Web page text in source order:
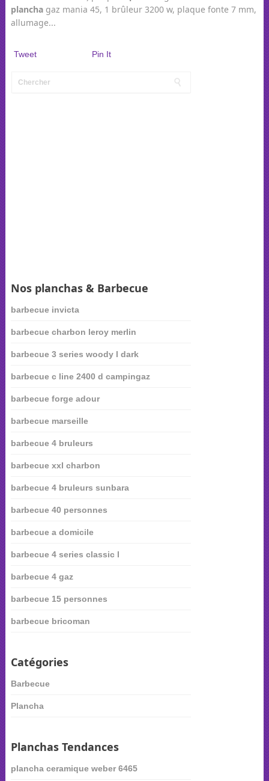
planchagaz mania 45, 1 brûleur 3200 w, plaque fonte 7 mm,
allumage...
Tweet Pin It
Nos planchas & Barbecue
barbecue invicta
barbecue charbon leroy merlin
barbecue 3 series woody l dark
barbecue c line 2400 d campingaz
barbecue forge adour
barbecue marseille
barbecue 4 bruleurs
barbecue xxl charbon
barbecue 4 bruleurs sunbara
barbecue 40 personnes
barbecue a domicile
barbecue 4 series classic l
barbecue 4 gaz
barbecue 15 personnes
barbecue bricoman
Catégories
Barbecue
Plancha
Planchas Tendances
plancha ceramique weber 6465